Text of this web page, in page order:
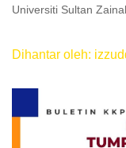
Universiti Sultan
Dihantar oleh: